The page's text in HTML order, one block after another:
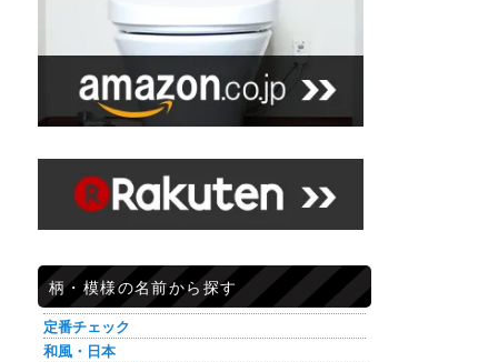
柄・模様の名前から探す
定番チェック
和風・日本